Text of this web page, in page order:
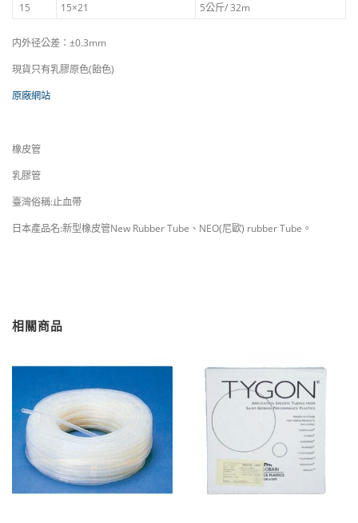
15
15×21 5公斤/ 32m
内外径公差：±0.3mm
現貨只有乳膠原色(飴色)
原廠網站
橡皮管
乳膠管
臺灣俗稱:止血帶
日本產品名:新型橡皮管New Rubber Tube、NEO(尼歐) rubber Tube。
相關商品